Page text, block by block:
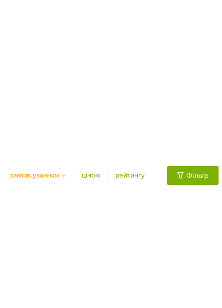
замовчуванням ціною рейтингу Фільтр